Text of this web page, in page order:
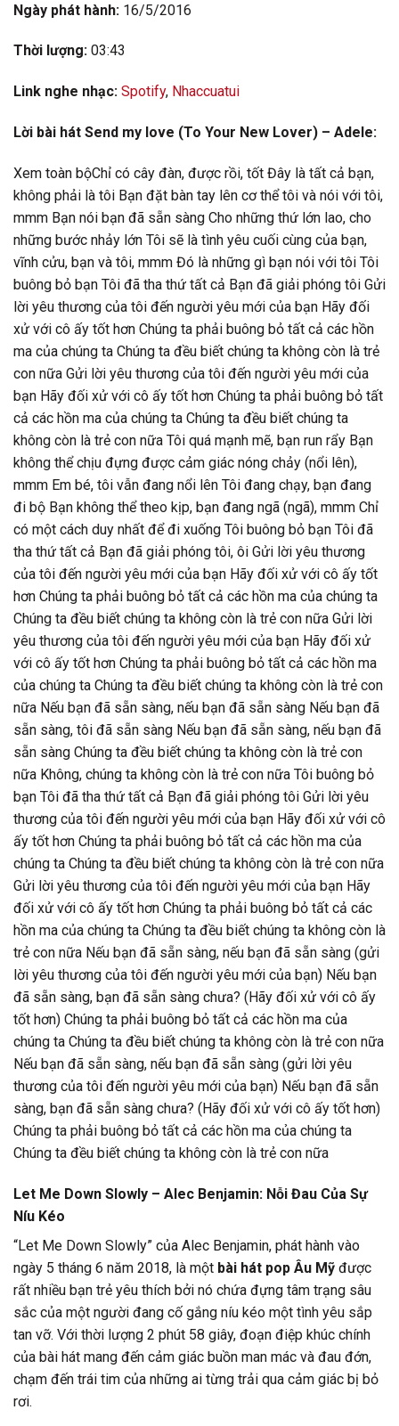
Ngày phát hành: 16/5/2016
Thời lượng: 03:43
Link nghe nhạc: Spotify, Nhaccuatui
Lời bài hát Send my love (To Your New Lover) – Adele:
Xem toàn bộChỉ có cây đàn, được rồi, tốt Đây là tất cả bạn,
không phải là tôi Bạn đặt bàn tay lên cơ thể tôi và nói với tôi,
mmm Bạn nói bạn đã sẵn sàng Cho những thứ lớn lao, cho
những bước nhảy lớn Tôi sẽ là tình yêu cuối cùng của bạn,
vĩnh cửu, bạn và tôi, mmm Đó là những gì bạn nói với tôi Tôi
buông bỏ bạn Tôi đã tha thứ tất cả Bạn đã giải phóng tôi Gửi
lời yêu thương của tôi đến người yêu mới của bạn Hãy đối
xử với cô ấy tốt hơn Chúng ta phải buông bỏ tất cả các hồn
ma của chúng ta Chúng ta đều biết chúng ta không còn là trẻ
con nữa Gửi lời yêu thương của tôi đến người yêu mới của
bạn Hãy đối xử với cô ấy tốt hơn Chúng ta phải buông bỏ tất
cả các hồn ma của chúng ta Chúng ta đều biết chúng ta
không còn là trẻ con nữa Tôi quá mạnh mẽ, bạn run rẩy Bạn
không thể chịu đựng được cảm giác nóng chảy (nổi lên),
mmm Em bé, tôi vẫn đang nổi lên Tôi đang chạy, bạn đang
đi bộ Bạn không thể theo kịp, bạn đang ngã (ngã), mmm Chỉ
có một cách duy nhất để đi xuống Tôi buông bỏ bạn Tôi đã
tha thứ tất cả Bạn đã giải phóng tôi, ôi Gửi lời yêu thương
của tôi đến người yêu mới của bạn Hãy đối xử với cô ấy tốt
hơn Chúng ta phải buông bỏ tất cả các hồn ma của chúng ta
Chúng ta đều biết chúng ta không còn là trẻ con nữa Gửi lời
yêu thương của tôi đến người yêu mới của bạn Hãy đối xử
với cô ấy tốt hơn Chúng ta phải buông bỏ tất cả các hồn ma
của chúng ta Chúng ta đều biết chúng ta không còn là trẻ con
nữa Nếu bạn đã sẵn sàng, nếu bạn đã sẵn sàng Nếu bạn đã
sẵn sàng, tôi đã sẵn sàng Nếu bạn đã sẵn sàng, nếu bạn đã
sẵn sàng Chúng ta đều biết chúng ta không còn là trẻ con
nữa Không, chúng ta không còn là trẻ con nữa Tôi buông bỏ
bạn Tôi đã tha thứ tất cả Bạn đã giải phóng tôi Gửi lời yêu
thương của tôi đến người yêu mới của bạn Hãy đối xử với cô
ấy tốt hơn Chúng ta phải buông bỏ tất cả các hồn ma của
chúng ta Chúng ta đều biết chúng ta không còn là trẻ con nữa
Gửi lời yêu thương của tôi đến người yêu mới của bạn Hãy
đối xử với cô ấy tốt hơn Chúng ta phải buông bỏ tất cả các
hồn ma của chúng ta Chúng ta đều biết chúng ta không còn là
trẻ con nữa Nếu bạn đã sẵn sàng, nếu bạn đã sẵn sàng (gửi
lời yêu thương của tôi đến người yêu mới của bạn) Nếu bạn
đã sẵn sàng, bạn đã sẵn sàng chưa? (Hãy đối xử với cô ấy
tốt hơn) Chúng ta phải buông bỏ tất cả các hồn ma của
chúng ta Chúng ta đều biết chúng ta không còn là trẻ con nữa
Nếu bạn đã sẵn sàng, nếu bạn đã sẵn sàng (gửi lời yêu
thương của tôi đến người yêu mới của bạn) Nếu bạn đã sẵn
sàng, bạn đã sẵn sàng chưa? (Hãy đối xử với cô ấy tốt hơn)
Chúng ta phải buông bỏ tất cả các hồn ma của chúng ta
Chúng ta đều biết chúng ta không còn là trẻ con nữa
Let Me Down Slowly – Alec Benjamin: Nỗi Đau Của Sự
Níu Kéo
“Let Me Down Slowly” của Alec Benjamin, phát hành vào
ngày 5 tháng 6 năm 2018, là một bài hát pop Âu Mỹ được
rất nhiều bạn trẻ yêu thích bởi nó chứa đựng tâm trạng sâu
sắc của một người đang cố gắng níu kéo một tình yêu sắp
tan vỡ. Với thời lượng 2 phút 58 giây, đoạn điệp khúc chính
của bài hát mang đến cảm giác buồn man mác và đau đớn,
chạm đến trái tim của những ai từng trải qua cảm giác bị bỏ
rơi.